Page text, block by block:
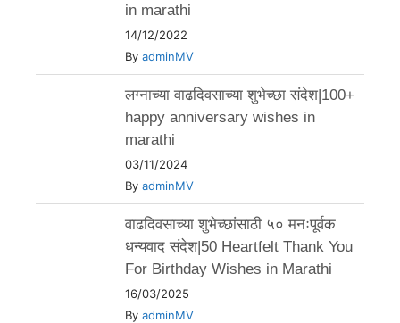
in marathi
14/12/2022
By adminMV
लग्नाच्या वाढदिवसाच्या शुभेच्छा संदेश|100+
happy anniversary wishes in
marathi
03/11/2024
By adminMV
वाढदिवसाच्या शुभेच्छांसाठी ५० मनःपूर्वक
धन्यवाद संदेश|50 Heartfelt Thank You
For Birthday Wishes in Marathi
16/03/2025
By adminMV